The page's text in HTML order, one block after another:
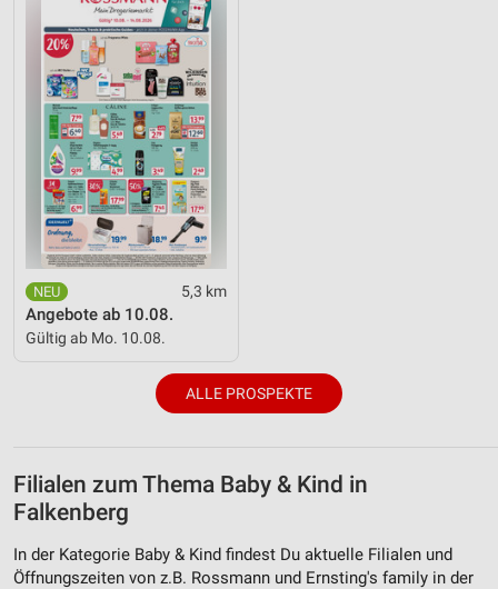
5,3 km
Angebote ab 10.08.
Gültig ab Mo. 10.08.
ALLE PROSPEKTE
Filialen zum Thema Baby & Kind in
Falkenberg
In der Kategorie Baby & Kind findest Du aktuelle Filialen und
Öffnungszeiten von z.B. Rossmann und Ernsting's family in der